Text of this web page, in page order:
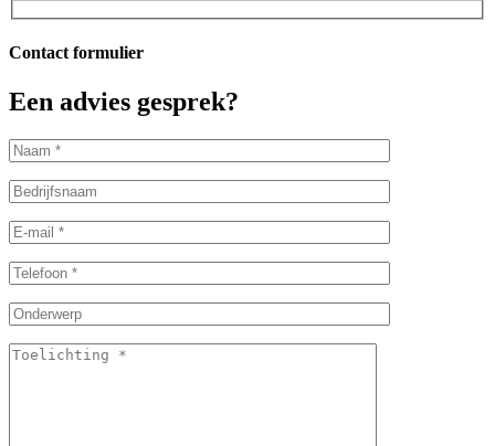
Contact formulier
Een advies gesprek?